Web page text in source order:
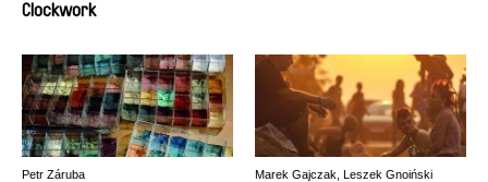
Clockwork
Petr Záruba Marek Gajczak, Leszek Gnoiński